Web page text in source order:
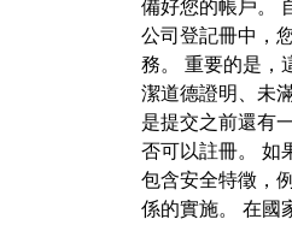
備好您的帳戶。
公司登記冊中，
務。 重要的是，
潔道德證明、未
是提交之前還有
否可以註冊。 如
包含安全特徵，
係的實施。 在國